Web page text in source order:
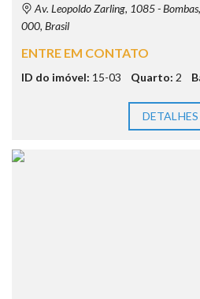
Av. Leopoldo Zarling, 1085 -
000, Brasil
ENTRE EM CONTATO
ID do imóvel: 15-03 Quarto: 2
DETALHES